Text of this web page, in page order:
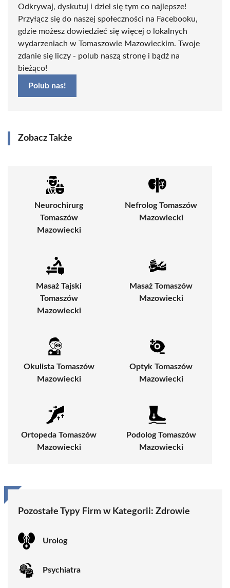
Odkrywaj, dyskutuj i dziel się tym co najlepsze!
Przyłącz się do naszej społeczności na Facebooku,
gdzie możesz dowiedzieć się więcej o lokalnych
wydarzeniach w Tomaszowie Mazowieckim. Twoje
zdanie się liczy - polub naszą stronę i bądź na
bieżąco!
Polub nas!
Zobacz Także
Neurochirurg
Tomaszów
Mazowiecki
Nefrolog Tomaszów
Mazowiecki
Masaż Tajski
Tomaszów
Mazowiecki
Masaż Tomaszów
Mazowiecki
Okulista Tomaszów
Mazowiecki
Optyk Tomaszów
Mazowiecki
Ortopeda Tomaszów
Mazowiecki
Podolog Tomaszów
Mazowiecki
Pozostałe Typy Firm w Kategorii: Zdrowie
Urolog
Psychiatra